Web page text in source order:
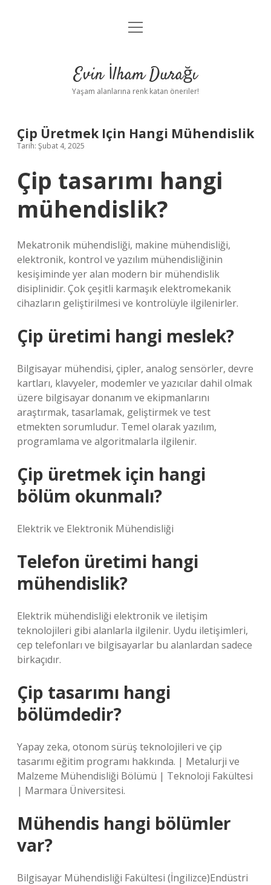
Anasayfa
Yasal Uyarı
menüyü
Evin İlham Durağı
Yaşam alanlarına renk katan öneriler!
Çip Üretmek Için Hangi Mühendislik
Tarih: Şubat 4, 2025
Çip tasarımı hangi
mühendislik?
Mekatronik mühendisliği, makine mühendisliği,
elektronik, kontrol ve yazılım mühendisliğinin
kesişiminde yer alan modern bir mühendislik
disiplinidir. Çok çeşitli karmaşık elektromekanik
cihazların geliştirilmesi ve kontrolüyle ilgilenirler.
Çip üretimi hangi meslek?
Bilgisayar mühendisi, çipler, analog sensörler, devre
kartları, klavyeler, modemler ve yazıcılar dahil olmak
üzere bilgisayar donanım ve ekipmanlarını
araştırmak, tasarlamak, geliştirmek ve test
etmekten sorumludur. Temel olarak yazılım,
programlama ve algoritmalarla ilgilenir.
Çip üretmek için hangi
bölüm okunmalı?
Elektrik ve Elektronik Mühendisliği
Telefon üretimi hangi
mühendislik?
Elektrik mühendisliği elektronik ve iletişim
teknolojileri gibi alanlarla ilgilenir. Uydu iletişimleri,
cep telefonları ve bilgisayarlar bu alanlardan sadece
birkaçıdır.
Çip tasarımı hangi
bölümdedir?
Yapay zeka, otonom sürüş teknolojileri ve çip
tasarımı eğitim programı hakkında. | Metalurji ve
Malzeme Mühendisliği Bölümü | Teknoloji Fakültesi
| Marmara Üniversitesi.
Mühendis hangi bölümler
var?
Bilgisayar Mühendisliği Fakültesi (İngilizce)Endüstri